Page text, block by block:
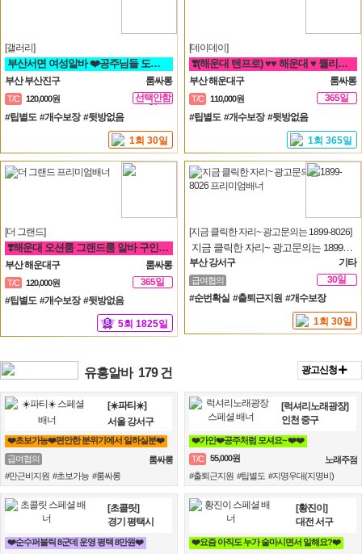
[갤러리]
부산서면 여성알바 ❤️공주님들 도와주세요^^❤️
부산 부산진구 룸싸롱
T/C 120,000원
선택안함
일
#팁별도 #개수보장 #뒷방없음
1회 30일
[데이데이]
❣️(해운대 텐프로) ♥♥ 해운대 ♥ 퀄리티룸 알바 ♥ 룸빠 ♥1번 ♥♥❣️ 룸알바 쩜오
부산 해운대구 룸싸롱
T/C 110,000원
365일
#팁별도 #개수보장 #뒷방없음
1회 365일
[더 그랜드]
❣️해운대 오션룸 그랜드룸 알바 구인❣️면접비❣️만근비❣️소개비❣️마이킹❣️차비 지원❣️
부산 해운대구 룸싸롱
T/C 120,000원
365일
#팁별도 #개수보장 #뒷방없음
5회 1825일
[지금 클릭한 자리~ 광고문의는 1899-8026]
지금 클릭한 자리~ 광고문의는 1899-8026
부산 강서구 기타
급여협의
30일
#순번확실 #출퇴근지원 #개수보장
1회 30일
유흥알바 179 건 광고신청
[☀️파티☀️]
서울 강서구
❤️초보가능❤️편안한 분위기에서 일하실분❤️
급여협의
룸싸롱
#만근비지원 #초보가능 #룸싸롱
[럭셔리노래광장]
인천 중구
❤️가인❤️공주처럼 모셔요~ ❤️❤️
T/C
55,000원
노래주점
#출퇴근지원 #팁별도 #지명우대(지명비)
[초콜릿]
경기 평택시
❤️순수퍼블릭 8군데 운영 평택 8만원❤️
[황진이]
대전 서구
❤️요즘 아직도 누가 술마시면서 일해요?❤️